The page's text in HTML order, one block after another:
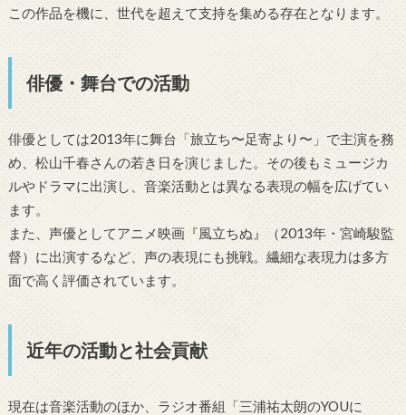
この作品を機に、世代を超えて支持を集める存在となります。
俳優・舞台での活動
俳優としては2013年に舞台「旅立ち〜足寄より〜」で主演を務
め、松山千春さんの若き日を演じました。その後もミュージカ
ルやドラマに出演し、音楽活動とは異なる表現の幅を広げてい
ます。
また、声優としてアニメ映画『風立ちぬ』（2013年・宮崎駿監
督）に出演するなど、声の表現にも挑戦。繊細な表現力は多方
面で高く評価されています。
近年の活動と社会貢献
現在は音楽活動のほか、ラジオ番組「三浦祐太朗のYOUに